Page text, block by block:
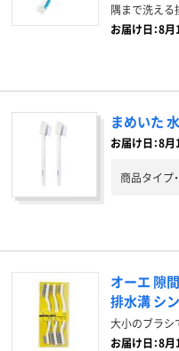
隅まで洗える
お届け日：8月
まめいた
お届け日：8月
商品タイプ
オーエ 隙
排水溝 シ
大小のブラシ
お届け日：8月